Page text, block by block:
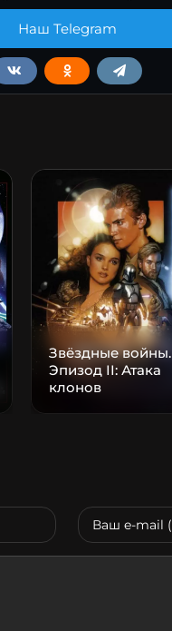
Наш Telegram
Звёздные войны.
Эпизод II: Атака
клонов